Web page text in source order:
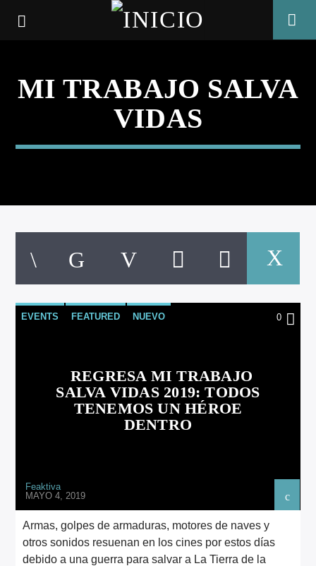
CANCIÓN ACTUAL
TÍTULO
MI TRABAJO SALVA
VIDAS
EVENTS FEATURED NUEVO 0
REGRESA MI TRABAJO
SALVA VIDAS 2019: TODOS
TENEMOS UN HÉROE
DENTRO
Feaktiva
MAYO 4, 2019
Armas, golpes de armaduras, motores de naves y
otros sonidos resuenan en los cines por estos días
debido a una guerra para salvar a La Tierra de la